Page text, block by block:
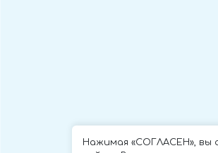
Нажимая «СОГЛАСЕН», вы